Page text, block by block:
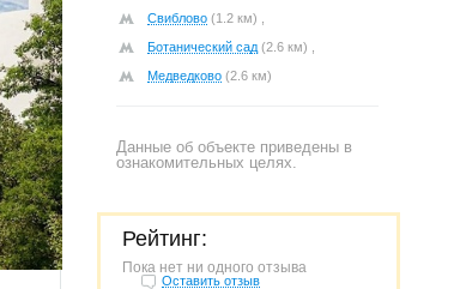
6291
Свиблово (1.2 км) ,
Ботанический сад (2.6 км) ,
Медведково (2.6 км)
Данные об объекте приведены в
ознакомительных целях.
Рейтинг:
Пока нет ни одного отзыва
Оставить отзыв